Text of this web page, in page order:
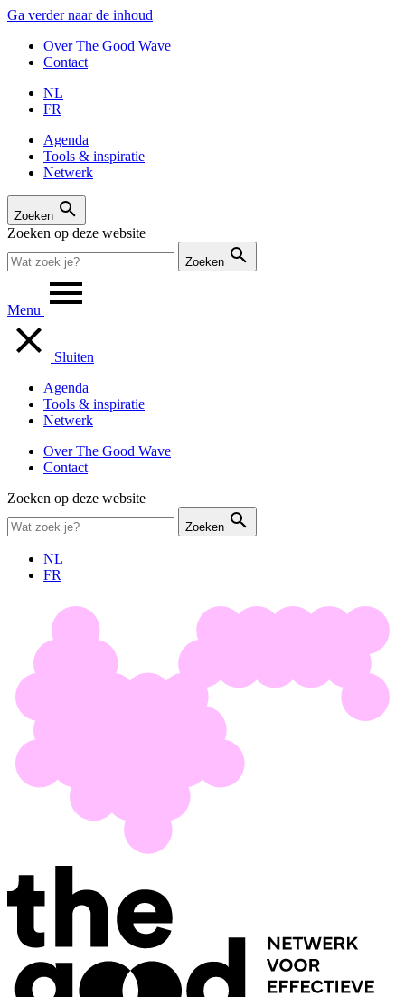
Ga verder naar de inhoud
Over The Good Wave
Contact
NL
FR
Agenda
Tools & inspiratie
Netwerk
Zoeken
Zoeken op deze website
Zoeken
Menu
Sluiten
Agenda
Tools & inspiratie
Netwerk
Over The Good Wave
Contact
Zoeken op deze website
Zoeken
NL
FR